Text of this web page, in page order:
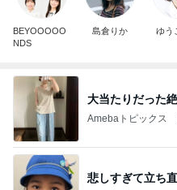
BEYOOOOO
NDS
島倉りか ゆう
大当たりだった
Amebaトピックス
悲しすぎて立ち直